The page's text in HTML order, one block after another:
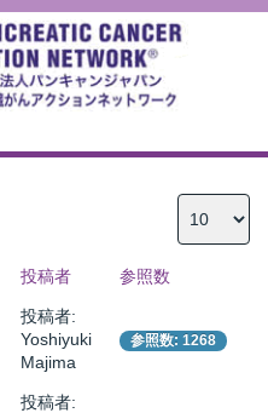
投稿者 参照数
投稿者:
Yoshiyuki
Majima
参照数: 1268
投稿者: